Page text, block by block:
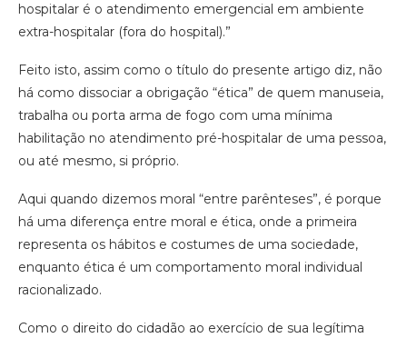
hospitalar é o atendimento emergencial em ambiente
extra-hospitalar (fora do hospital).”
Feito isto, assim como o título do presente artigo diz, não
há como dissociar a obrigação “ética” de quem manuseia,
trabalha ou porta arma de fogo com uma mínima
habilitação no atendimento pré-hospitalar de uma pessoa,
ou até mesmo, si próprio.
Aqui quando dizemos moral “entre parênteses”, é porque
há uma diferença entre moral e ética, onde a primeira
representa os hábitos e costumes de uma sociedade,
enquanto ética é um comportamento moral individual
racionalizado.
Como o direito do cidadão ao exercício de sua legítima